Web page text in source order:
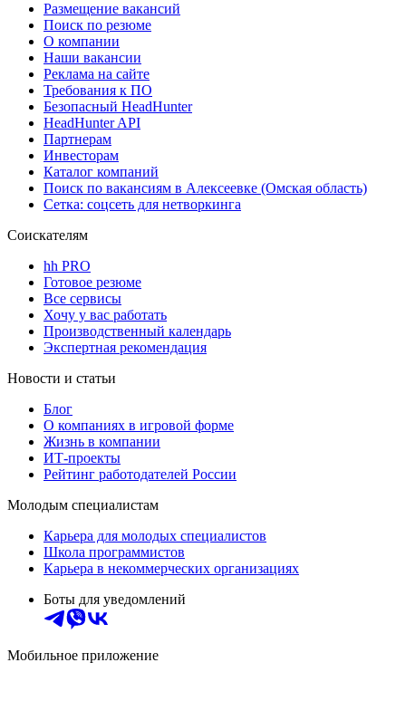
Размещение вакансий
Поиск по резюме
О компании
Наши вакансии
Реклама на сайте
Требования к ПО
Безопасный HeadHunter
HeadHunter API
Партнерам
Инвесторам
Каталог компаний
Поиск по вакансиям в Алексеевке (Омская область)
Сетка: соцсеть для нетворкинга
Соискателям
hh PRO
Готовое резюме
Все сервисы
Хочу у вас работать
Производственный календарь
Экспертная рекомендация
Новости и статьи
Блог
О компаниях в игровой форме
Жизнь в компании
ИТ-проекты
Рейтинг работодателей России
Молодым специалистам
Карьера для молодых специалистов
Школа программистов
Карьера в некоммерческих организациях
Боты для уведомлений
Мобильное приложение